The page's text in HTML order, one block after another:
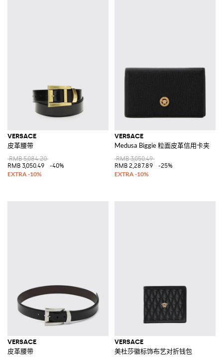
VERSACE
皮革腰带
RMB 5,084.20
RMB 3,050.49
-40%
VERSACE
Medusa Biggie 粒面皮革信用卡夹
RMB 3,050.49
RMB 2,287.89
-25%
VERSACE
皮革腰带
VERSACE
美杜莎徽标饰布艺对折钱包